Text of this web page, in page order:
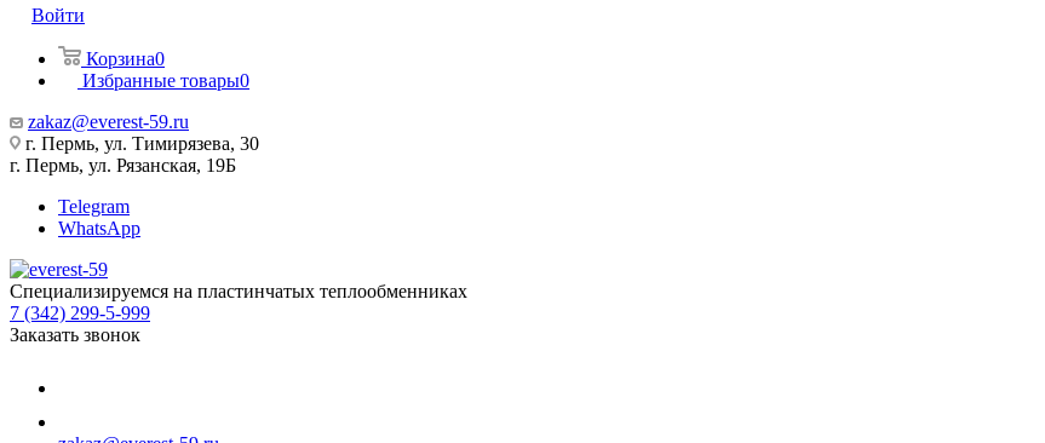
Войти
Корзина0
Избранные товары0
zakaz@everest-59.ru
г. Пермь, ул. Тимирязева, 30
г. Пермь, ул. Рязанская, 19Б
Telegram
WhatsApp
Специализируемся на пластинчатых теплообменниках
7 (342) 299-5-999
Заказать звонок